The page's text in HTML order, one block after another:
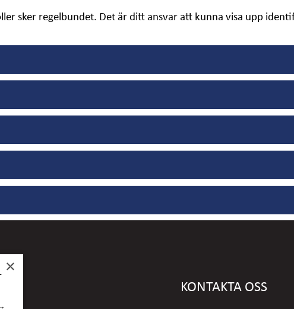
sker regelbundet. Det är ditt ansvar att kunna visa upp
KONTAKTA OSS
×